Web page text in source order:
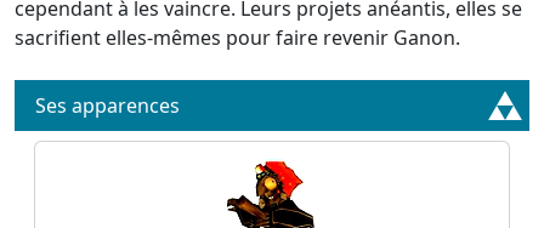
cependant à les vaincre. Leurs projets anéantis, elles se
sacrifient elles-mêmes pour faire revenir Ganon.
Ses apparences